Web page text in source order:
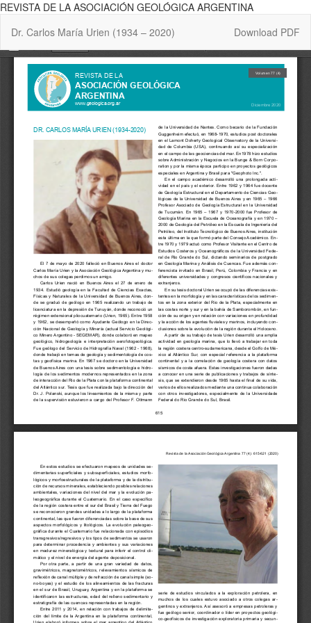
REVISTA DE LA ASOCIACIÓN GEOLÓGICA ARGENTINA
Article
Details
Dr. Carlos María Urien (1934 – 2020) Download
Download PDF